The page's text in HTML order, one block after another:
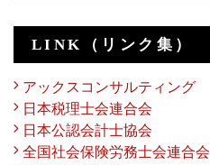
LINK（リンク集）
アックスコンサルティング
日本税理士会連合会
日本公認会計士協会
全国社会保険労務士会連合会